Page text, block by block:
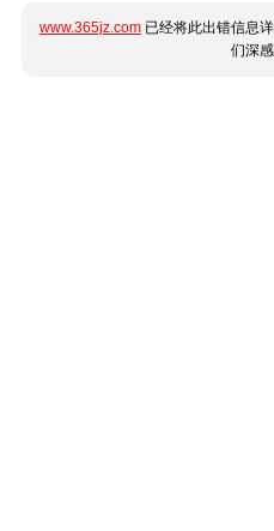
www.365jz.com 已经将此出错信息
们深